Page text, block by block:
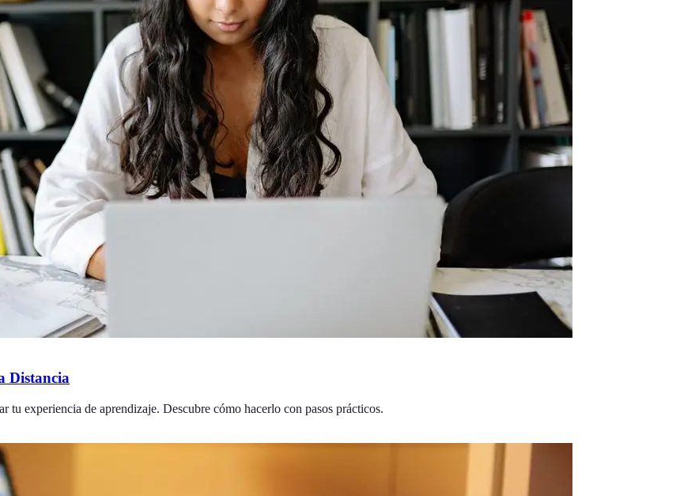
Distancia
experiencia de aprendizaje. Descubre cómo hacerlo con pasos prácticos.